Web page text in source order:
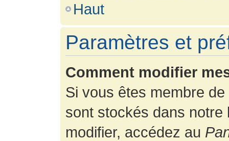
Haut
Paramètres et
Comment modifier
Si vous êtes membre
sont stockés dans
modifier, accédez au